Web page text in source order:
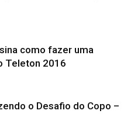
como fazer uma
Teleton 2016
o Desafio do Copo –